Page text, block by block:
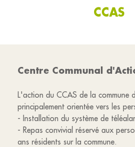
CCAS
Centre Communal
L'action du CCAS de la commune
principalement orientée vers les
- Installation du système de
- Repas convivial réservé aux
ans résidents sur la commune.